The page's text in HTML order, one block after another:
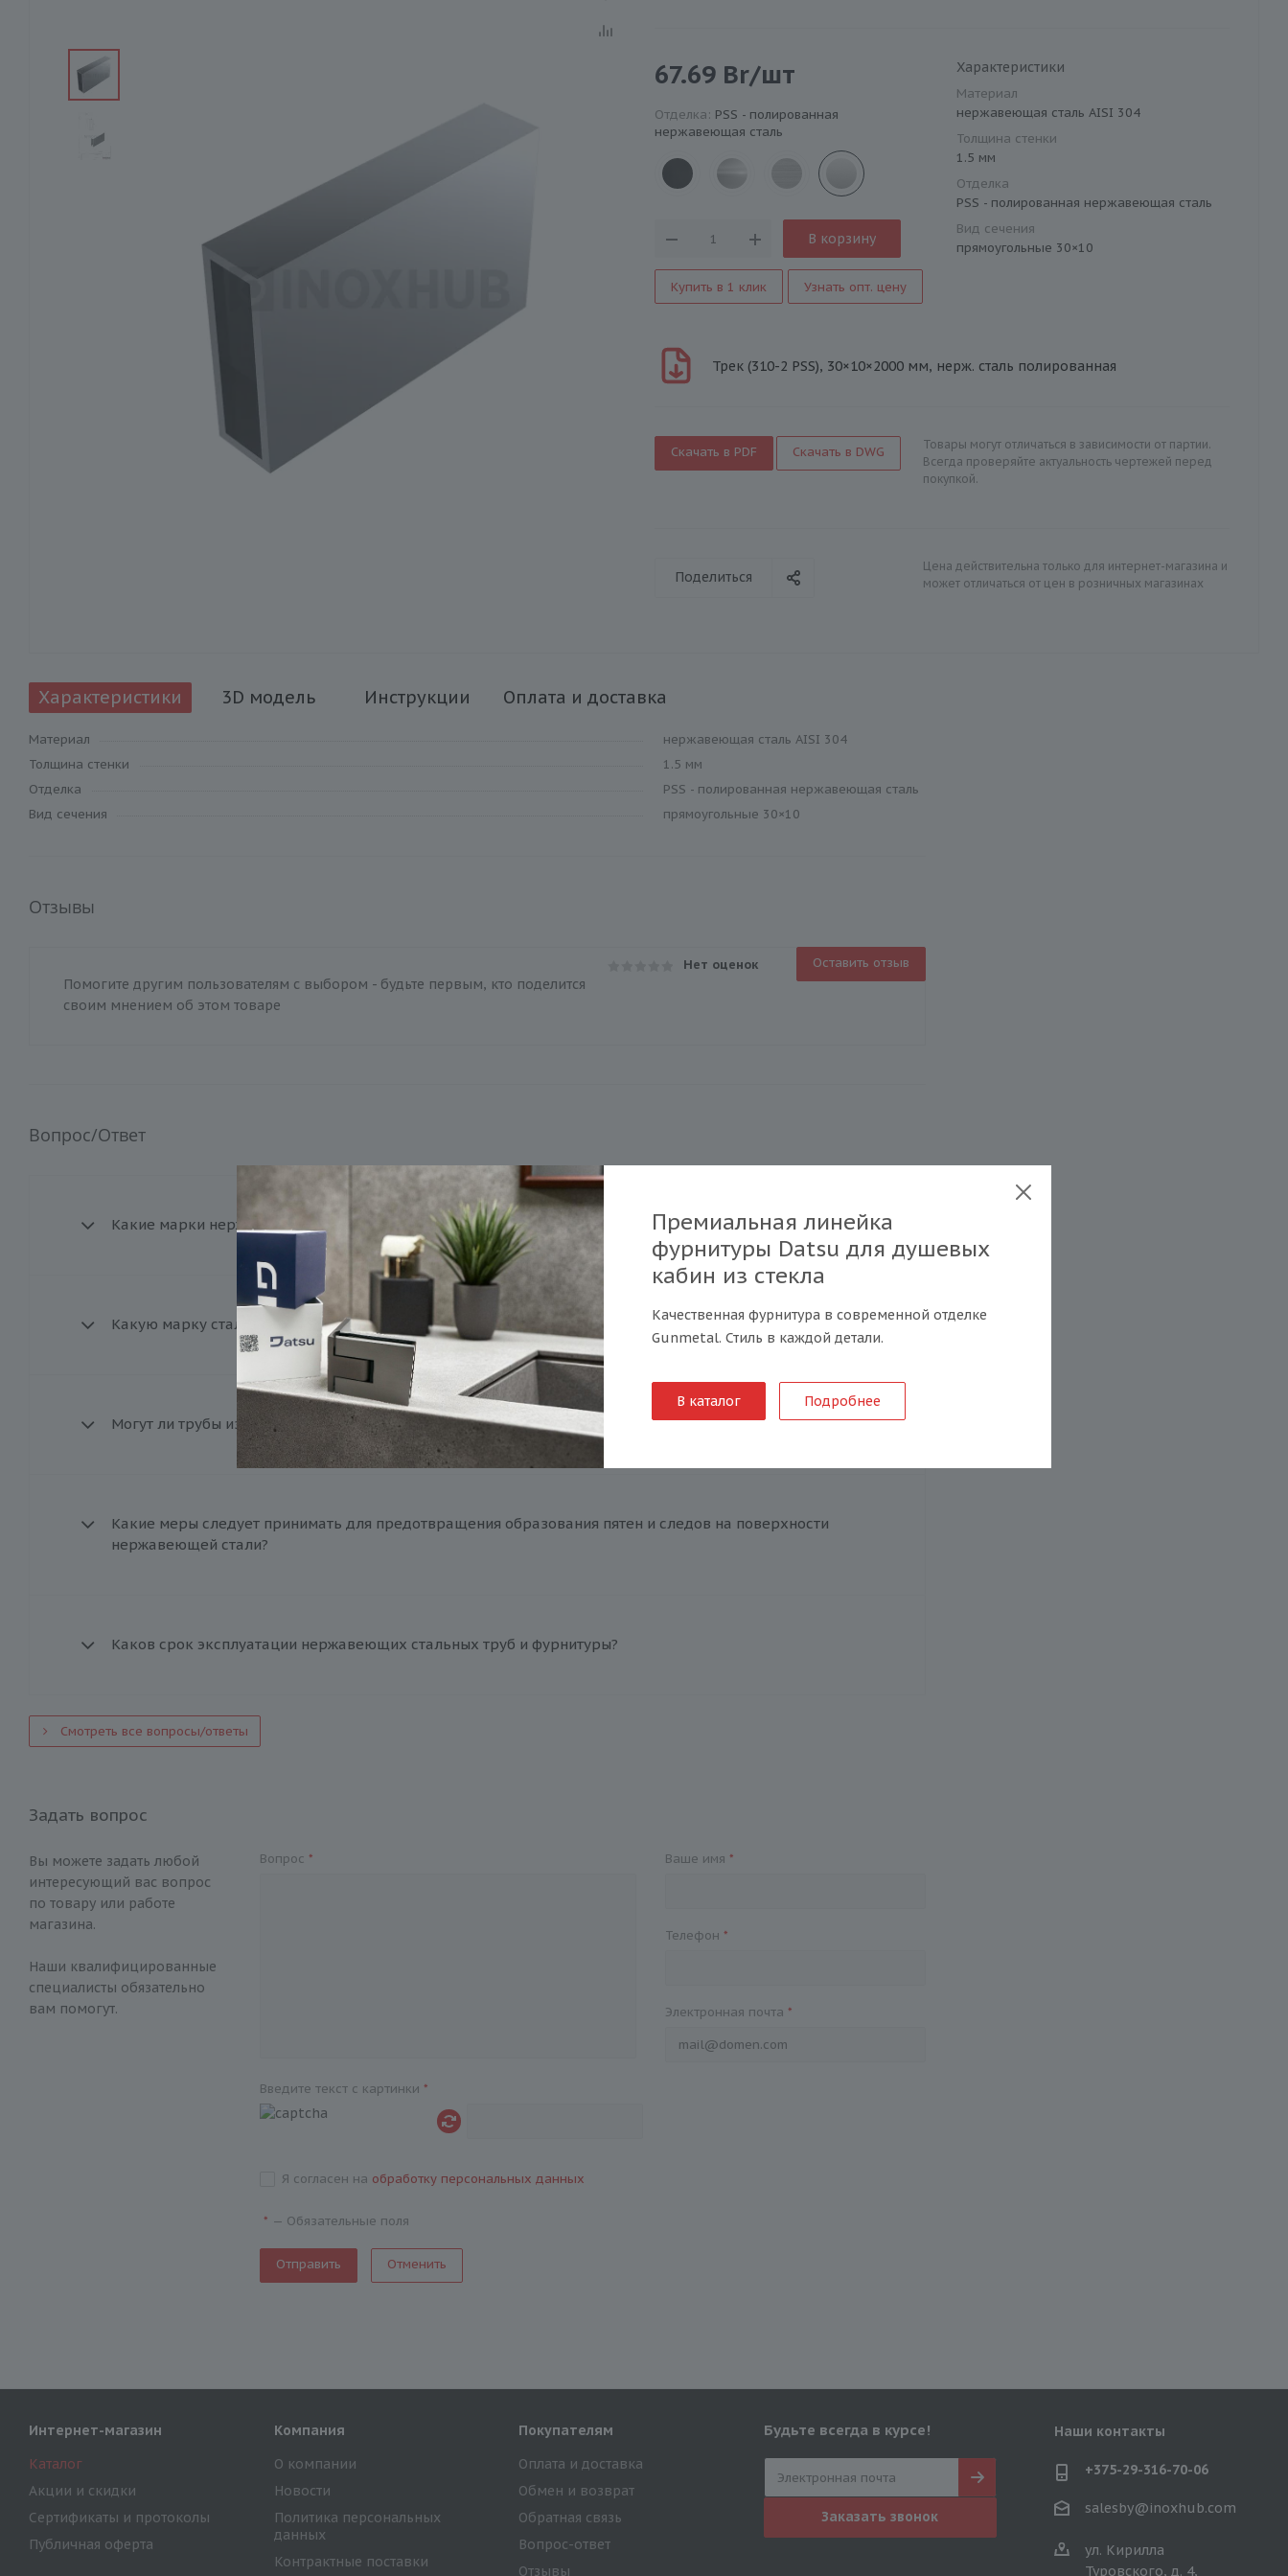
67.69 Br/шт
Отделка: PSS - полированная
нержавеющая сталь
В корзину
Купить в 1 клик Узнать опт. цену
Характеристики
Материал
нержавеющая сталь AISI 304
Толщина стенки
1.5 мм
Отделка
PSS - полированная нержавеющая сталь
Вид сечения
прямоугольные 30×10
Трек (310-2 PSS), 30×10×2000 мм, нерж. сталь полированная
Скачать в PDF Скачать в DWG
Товары могут отличаться в зависимости от партии.
Всегда проверяйте актуальность чертежей перед
покупкой.
Поделиться
Цена действительна только для интернет-магазина и
может отличаться от цен в розничных магазинах
Характеристики 3D модель Инструкции Оплата и доставка
Материал
нержавеющая сталь AISI 304
Толщина стенки
1.5 мм
Отделка
PSS - полированная нержавеющая сталь
Вид сечения
прямоугольные 30×10
Отзывы
Нет оценок Оставить отзыв
Помогите другим пользователям с выбором - будьте первым, кто поделится
своим мнением об этом товаре
Вопрос/Ответ
Какие марки нержавеющей стали доступны у вас?
Какую марку стали лучше выбрать для эксплуатации в условиях высоких температур?
Могут ли трубы из нержавейки использоваться вблизи с морской водой?
Какие меры следует принимать для предотвращения образования пятен и следов на поверхности
нержавеющей стали?
Каков срок эксплуатации нержавеющих стальных труб и фурнитуры?
Смотреть все вопросы/ответы
Задать вопрос
Вы можете задать любой
интересующий вас вопрос
по товару или работе
магазина.
Наши квалифицированные
специалисты обязательно
вам помогут.
Вопрос* Ваше имя *
Телефон *
Электронная почта *
Введите текст с картинки*
Я согласен на обработку персональных данных
* — Обязательные поля
Отменить
Интернет-магазин
Каталог
Акции и скидки
Сертификаты и протоколы
Публичная оферта
Компания
О компании
Новости
Политика персональных
данных
Контрактные поставки
Покупателям
Оплата и доставка
Обмен и возврат
Обратная связь
Вопрос-ответ
Отзывы
Будьте всегда в курсе!
Заказать звонок
Наши контакты
+375-29-316-70-06
salesby@inoxhub.com
ул. Кирилла
Туровского, д. 4,
Премиальная линейка
фурнитуры Datsu для душевых
кабин из стекла
Качественная фурнитура в современной отделке
Gunmetal. Стиль в каждой детали.
В каталог Подробнее